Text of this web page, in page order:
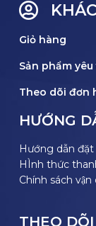
Giỏ hàng
Sản phẩm
Theo dõi đơn
HƯỚNG
Hướng dẫn
HÌnh thức
Chính sách
THEO